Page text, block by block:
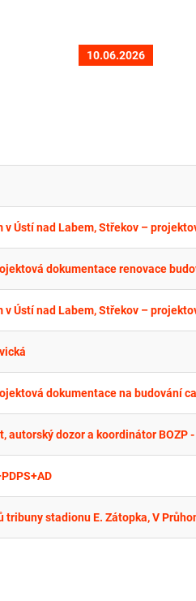
10.06.2026
Ústí nad Labem, Střekov –
dokumentace renovace
Ústí nad Labem, Střekov –
dokumentace na budování
autorský dozor a koordinátor BOZP
stadionu E. Zátopka, V